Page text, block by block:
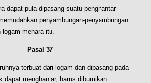
dapat pula dipasang suatu penghantar
penyambungan-penyambungan
logam menara itu.
Pasal 37
terbuat dari logam dan dipasang pada
dapat menghantar, harus dibumikan